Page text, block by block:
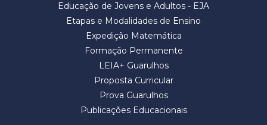
Educação de Jovens e Adultos - EJA
Etapas e Modalidades de Ensino
Expedição Matemática
Formação Permanente
LEIA+ Guarulhos
Proposta Curricular
Prova Guarulhos
Publicações Educacionais